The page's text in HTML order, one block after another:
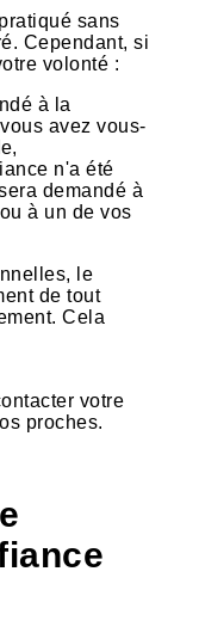
sans
Cependant, si
volonté :
à la
avez vous-
n'a été
demandé à
à un de vos
le
de tout
Cela
votre
proches.